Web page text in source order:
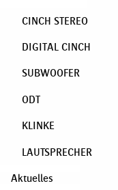
CINCH STEREO
DIGITAL CINCH
SUBWOOFER
ODT
KLINKE
LAUTSPRECHER
Aktuelles